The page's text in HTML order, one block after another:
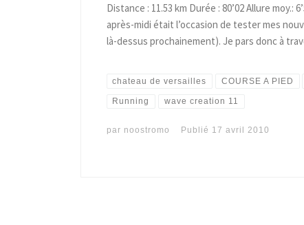
Distance : 11.53 km Durée : 80’02 Allure moy.:
après-midi était l’occasion de tester mes
là-dessus prochainement). Je pars donc à
chateau de versailles COURSE A PIED
Running wave creation 11
par noostromo Publié 17 avril 2010